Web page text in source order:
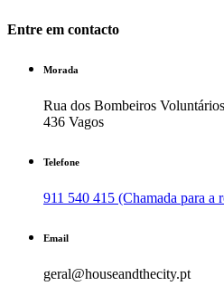
Entre em contacto
Morada
Rua dos Bombeiros
436 Vagos
Telefone
911 540 415 (Chamada para a
Email
geral@houseandthecity.pt